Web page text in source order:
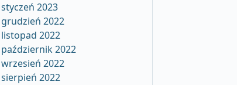
styczeń 2023
grudzień 2022
listopad 2022
październik 2022
wrzesień 2022
sierpień 2022